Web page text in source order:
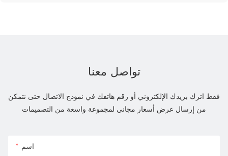
تواصل معنا
فقط اترك بريدك الإلكتروني أو رقم هاتفك في نموذج الاتصال حتى نتمكن
من إرسال عرض أسعار مجاني لمجموعة واسعة من التصميمات
اسم